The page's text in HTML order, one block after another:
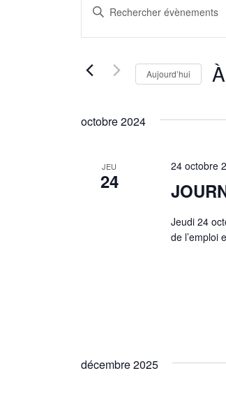
et
navigation
de
Évènements
Saisir
clé.
Évènements
clé.
Aujourd’hui
octobre 2024
JEU
24
24 octobre
Jeudi 24
de l’emploi
décembre 2025